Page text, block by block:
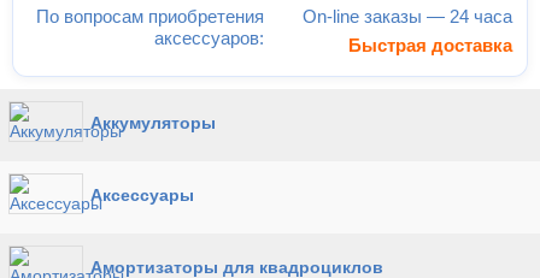
По вопросам приобретения
аксессуаров:
On-line заказы — 24 часа
Быстрая доставка
Аккумуляторы
Аксессуары
Амортизаторы для квадроциклов